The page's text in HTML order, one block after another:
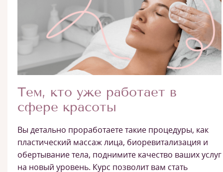
Тем, кто уже работает в
сфере красоты
Вы детально проработаете такие процедуры, как
пластический массаж лица, биоревитализация и
обертывание тела, поднимите качество ваших услуг
на новый уровень. Курс позволит вам стать